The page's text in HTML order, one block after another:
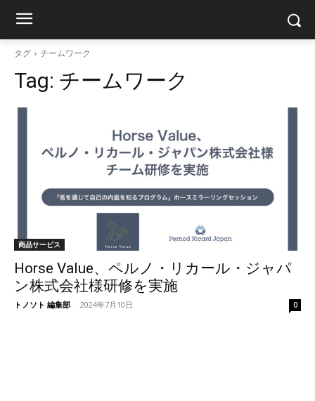
タグ チームワーク
Tag: チームワーク
商品サービス
Horse Value、ペルノ・リカール・ジャパ
ン株式会社様研修を実施
トノソト 編集部 - 2024年7月10日 0